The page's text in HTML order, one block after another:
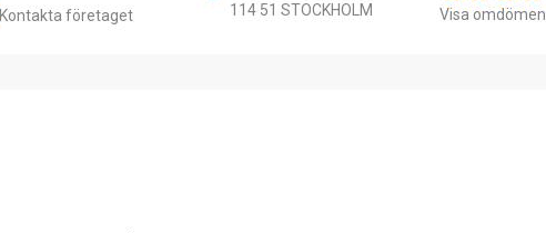
Kontakta företaget
114 51 STOCKHOLM
Visa omdömen